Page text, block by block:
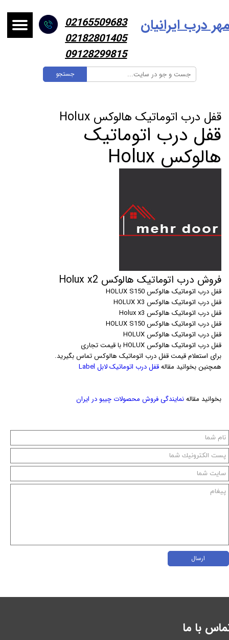
جستجو
درب ایرانیان
02165509683
02182801405
09128299815
قفل درب اتوماتیک هالوکس Holux
قفل درب اتوماتیک
هالوکس Holux
فروش درب اتوماتیک هالوکس Holux x2
قفل درب اتوماتیک هالوکس HOLUX S150
قفل درب اتوماتیک هالوکس HOLUX X3
قفل درب اتوماتیک هالوکس Holux x3
قفل درب اتوماتیک هالوکس HOLUX S150
قفل درب اتوماتیک هالوکس HOLUX
قفل درب اتوماتیک هالوکس HOLUX با قیمت تجاری
برای استعلام قیمت قفل درب اتوماتیک هالوکس تماس بگیرید.
همچنین بخوانید مقالهقفل درب اتوماتیک لابل Label
بخوانید مقالهنمایندگی فروش محصولات چیبو در ایران
ارسال
با ما